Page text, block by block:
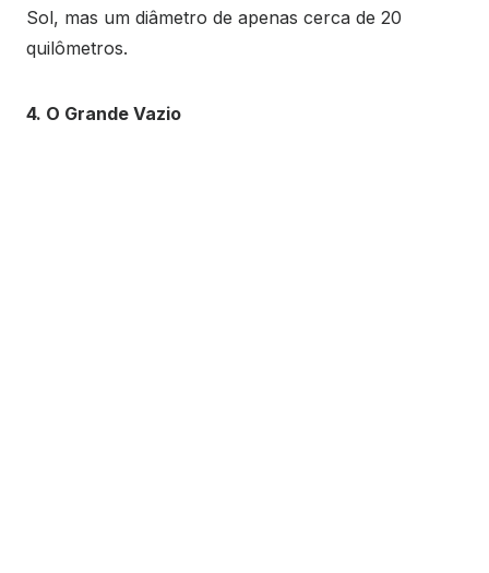
Sol, mas um diâmetro de apenas cerca de 20
quilômetros.
4. O Grande Vazio